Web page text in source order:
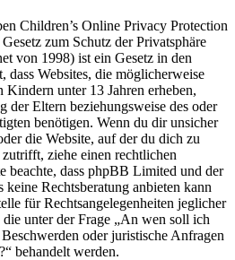
Children’s Online Privacy Protection
zum Schutz der Privatsphäre
von 1998) ist ein Gesetz in den
dass Websites, die möglicherweise
Kindern unter 13 Jahren erheben,
der Eltern beziehungsweise des oder
benötigen. Wenn du dir unsicher
die Website, auf der du dich zu
ziehe einen rechtlichen
beachte, dass phpBB Limited und der
keine Rechtsberatung anbieten kann
für Rechtsangelegenheiten jeglicher
unter der Frage „An wen soll ich
oder juristische Anfragen
behandelt werden.